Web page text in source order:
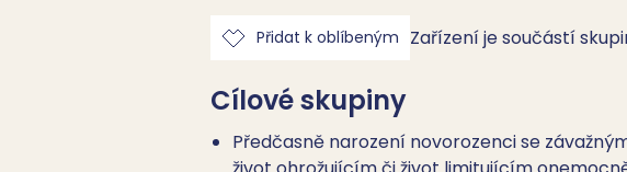
Přidat k oblíbeným Zařízení je součástí
Cílové skupiny
Předčasně narození novorozenci se